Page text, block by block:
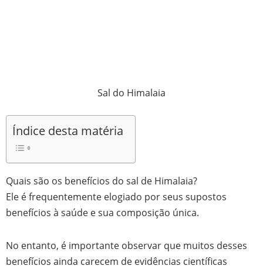
Sal do Himalaia
Índice desta matéria
Quais são os benefícios do sal de Himalaia?
Ele é frequentemente elogiado por seus supostos
benefícios à saúde e sua composição única.
No entanto, é importante observar que muitos desses
benefícios ainda carecem de evidências científicas